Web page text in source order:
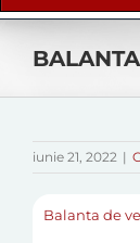
iunie 21, 2022 |
Balanta de